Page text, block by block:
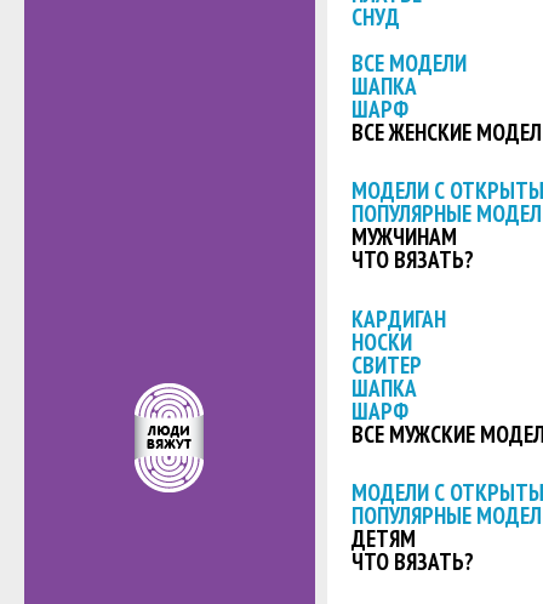
СНУД
ВСЕ МОДЕЛИ
ШАПКА
ШАРФ
ВСЕ ЖЕНСКИЕ
МОДЕЛИ С
ПОПУЛЯРНЫЕ
МУЖЧИНАМ
ЧТО ВЯЗАТЬ?
КАРДИГАН
НОСКИ
СВИТЕР
ШАПКА
ШАРФ
ВСЕ МУЖСКИЕ
МОДЕЛИ С
ПОПУЛЯРНЫЕ
ДЕТЯМ
ЧТО ВЯЗАТЬ?